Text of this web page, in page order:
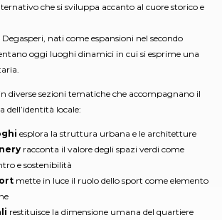
che si sviluppa accanto al cuore storico e
nati come espansioni nel secondo
oggi luoghi dinamici in cui si esprime una
diverse sezioni tematiche che accompagnano il
dell’identità locale:
esplora la struttura urbana e le architetture
racconta il valore degli spazi verdi come
e sostenibilità
mette in luce il ruolo dello sport come elemento
restituisce la dimensione umana del quartiere